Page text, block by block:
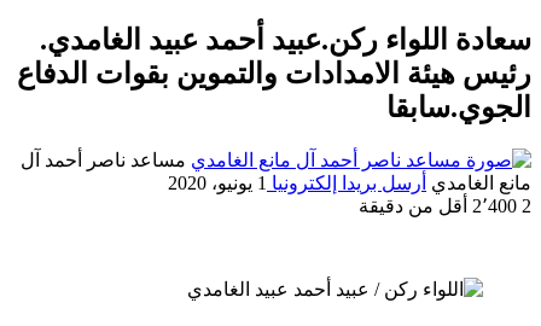
سعادة اللواء ركن.عبيد أحمد عبيد الغامدي.
رئيس هيئة الامدادات والتموين بقوات الدفاع
الجوي.سابقا
مساعد ناصر أحمد آل
مانع الغامدي أرسل بريدا إلكترونيا 1 يونيو، 2020
2
أقل من دقيقة